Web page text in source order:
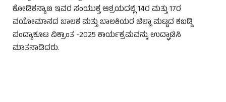
ಕೋಡಿಕನ್ಯಾಣ ಇವರ ಸಂಯುಕ್ತ ಆಶ್ರಯದಲ್ಲಿ 14ರ ಮತ್ತು 17ರ
ವಯೋಮಾನದ ಬಾಲಕ ಮತ್ತು ಬಾಲಕಿಯರ ಜಿಲ್ಲಾ ಮಟ್ಟದ ಕಬಡ್ಡಿ
ಪಂದ್ಯಾಕೂಟ ವಿಕ್ರಾಂತ -2025 ಕಾರ್ಯಕ್ರಮವನ್ನು ಉದ್ಘಾಟಿಸಿ
ಮಾತನಾಡಿದರು.